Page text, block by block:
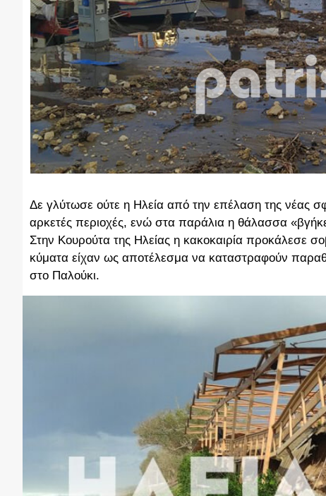
Δε γλύτωσε ούτε η Ηλεία από την επέλαση της νέας
αρκετές περιοχές, ενώ στα παράλια η θάλασσα
Στην Κουρούτα της Ηλείας η κακοκαιρία προκάλεσε
κύματα είχαν ως αποτέλεσμα να καταστραφούν
στο Παλούκι.